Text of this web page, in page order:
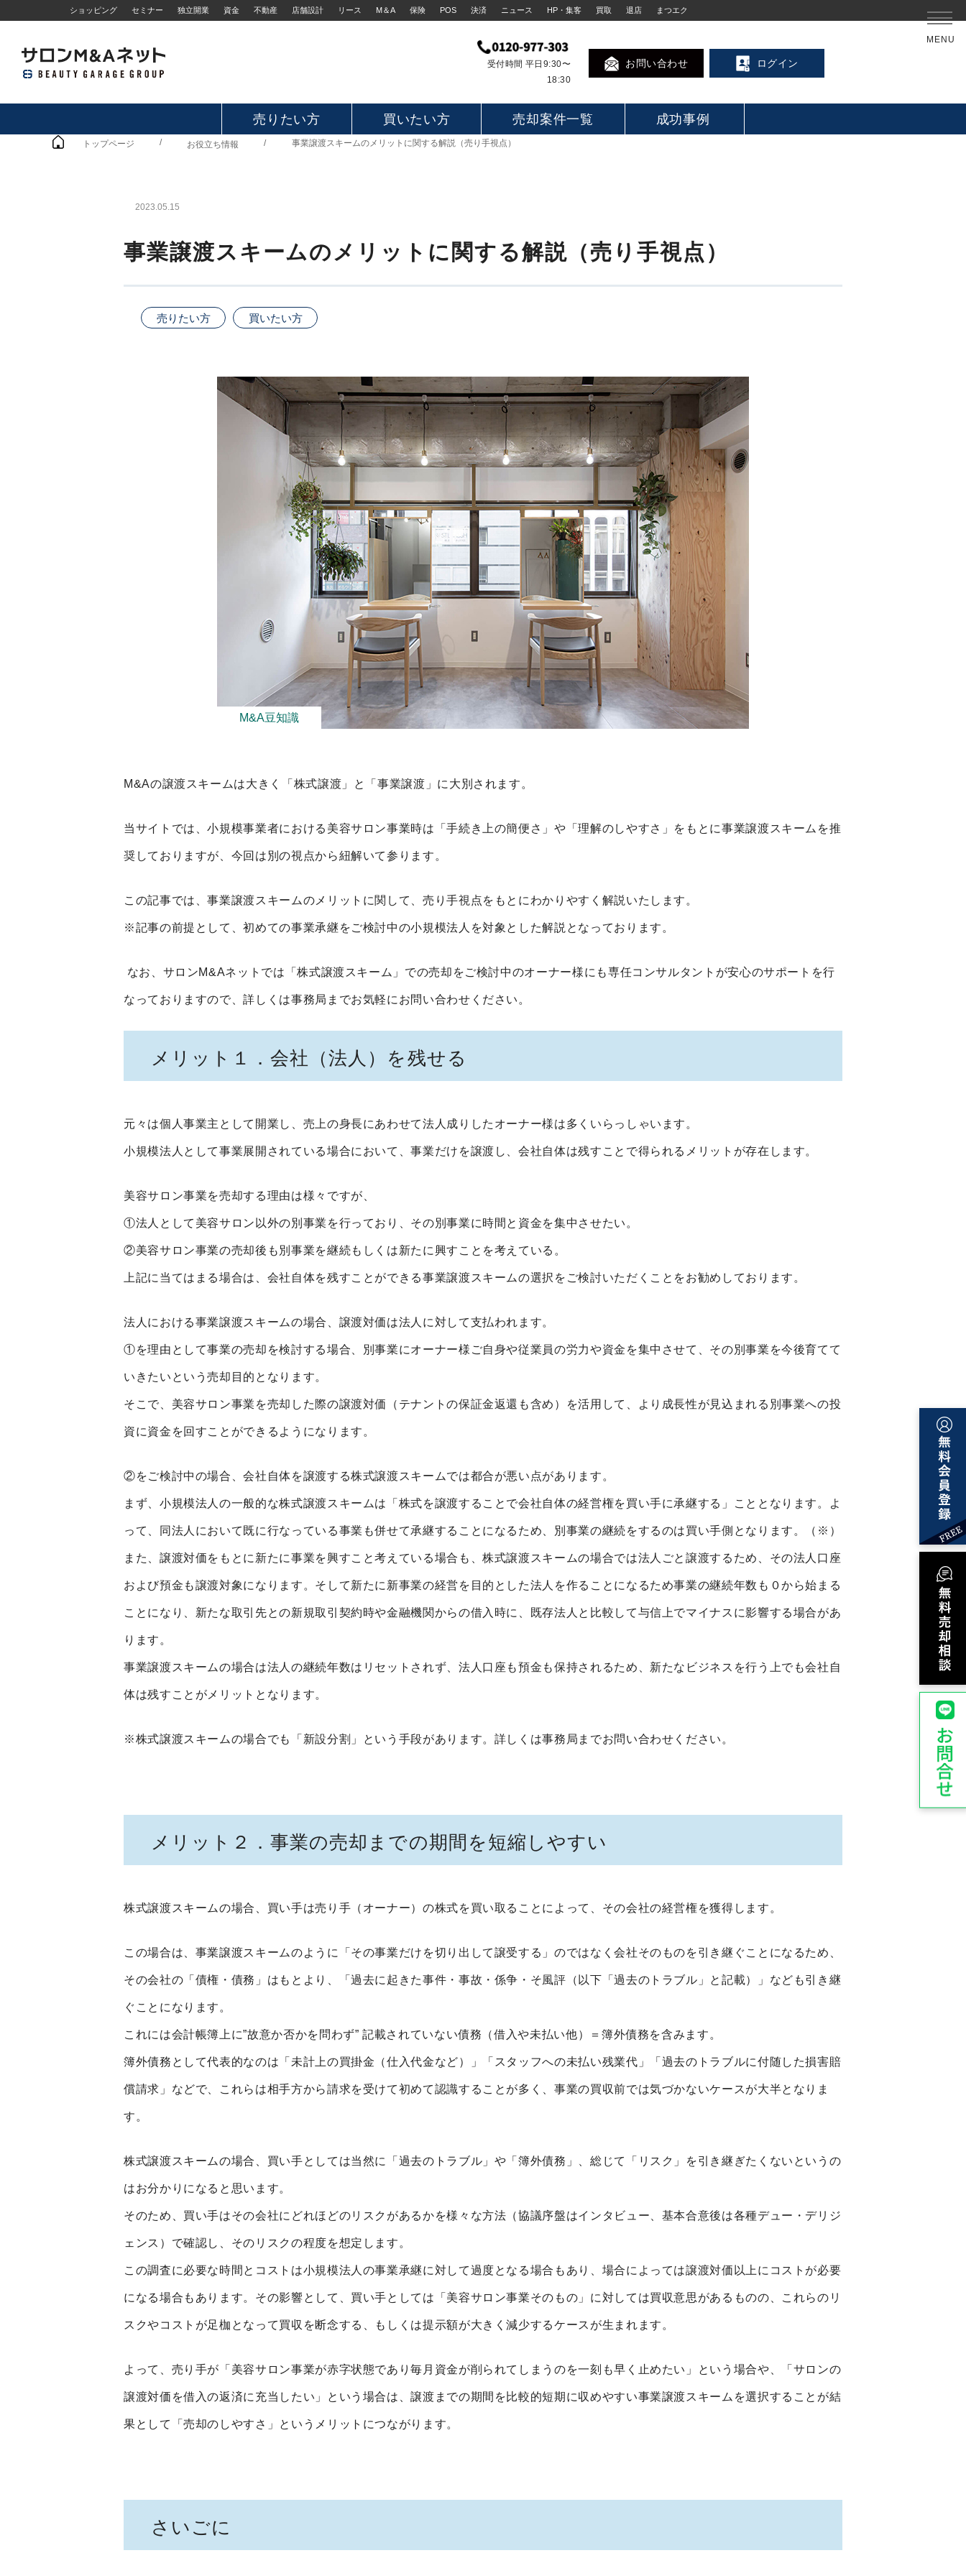
MENU
ショッピング セミナー 独立開業 資金 不動産 店舗設計 リース M＆A 保険 POS 決済 ニュース HP・集客 買取 退店 まつエク
受付時間 平日9:30〜
18:30
お問い合わせ ログイン
売りたい方 買いたい方 売却案件一覧 成功事例
トップページ / お役立ち情報 / 事業譲渡スキームのメリットに関する解説（売り手視点）
2023.05.15
事業譲渡スキームのメリットに関する解説（売り手視点）
売りたい方 買いたい方
M&A豆知識
M&Aの譲渡スキームは大きく「株式譲渡」と「事業譲渡」に大別されます。
当サイトでは、小規模事業者における美容サロン事業時は「手続き上の簡便さ」や「理解のしやすさ」をもとに事業譲渡スキームを推
奨しておりますが、今回は別の視点から紐解いて参ります。
この記事では、事業譲渡スキームのメリットに関して、売り手視点をもとにわかりやすく解説いたします。
※記事の前提として、初めての事業承継をご検討中の小規模法人を対象とした解説となっております。
なお、サロンM&Aネットでは「株式譲渡スキーム」での売却をご検討中のオーナー様にも専任コンサルタントが安心のサポートを行
なっておりますので、詳しくは事務局までお気軽にお問い合わせください。
メリット１．会社（法人）を残せる
元々は個人事業主として開業し、売上の身長にあわせて法人成りしたオーナー様は多くいらっしゃいます。
小規模法人として事業展開されている場合において、事業だけを譲渡し、会社自体は残すことで得られるメリットが存在します。
美容サロン事業を売却する理由は様々ですが、
①法人として美容サロン以外の別事業を行っており、その別事業に時間と資金を集中させたい。
②美容サロン事業の売却後も別事業を継続もしくは新たに興すことを考えている。
上記に当てはまる場合は、会社自体を残すことができる事業譲渡スキームの選択をご検討いただくことをお勧めしております。
法人における事業譲渡スキームの場合、譲渡対価は法人に対して支払われます。
①を理由として事業の売却を検討する場合、別事業にオーナー様ご自身や従業員の労力や資金を集中させて、その別事業を今後育てて
いきたいという売却目的となります。
そこで、美容サロン事業を売却した際の譲渡対価（テナントの保証金返還も含め）を活用して、より成長性が見込まれる別事業への投
資に資金を回すことができるようになります。
②をご検討中の場合、会社自体を譲渡する株式譲渡スキームでは都合が悪い点があります。
まず、小規模法人の一般的な株式譲渡スキームは「株式を譲渡することで会社自体の経営権を買い手に承継する」こととなります。よ
って、同法人において既に行なっている事業も併せて承継することになるため、別事業の継続をするのは買い手側となります。（※）
また、譲渡対価をもとに新たに事業を興すこと考えている場合も、株式譲渡スキームの場合では法人ごと譲渡するため、その法人口座
および預金も譲渡対象になります。そして新たに新事業の経営を目的とした法人を作ることになるため事業の継続年数も０から始まる
ことになり、新たな取引先との新規取引契約時や金融機関からの借入時に、既存法人と比較して与信上でマイナスに影響する場合があ
ります。
事業譲渡スキームの場合は法人の継続年数はリセットされず、法人口座も預金も保持されるため、新たなビジネスを行う上でも会社自
体は残すことがメリットとなります。
※株式譲渡スキームの場合でも「新設分割」という手段があります。詳しくは事務局までお問い合わせください。
メリット２．事業の売却までの期間を短縮しやすい
株式譲渡スキームの場合、買い手は売り手（オーナー）の株式を買い取ることによって、その会社の経営権を獲得します。
この場合は、事業譲渡スキームのように「その事業だけを切り出して譲受する」のではなく会社そのものを引き継ぐことになるため、
その会社の「債権・債務」はもとより、「過去に起きた事件・事故・係争・そ風評（以下「過去のトラブル」と記載）」なども引き継
ぐことになります。
これには会計帳簿上に”故意か否かを問わず” 記載されていない債務（借入や未払い他）＝簿外債務を含みます。
簿外債務として代表的なのは「未計上の買掛金（仕入代金など）」「スタッフへの未払い残業代」「過去のトラブルに付随した損害賠
償請求」などで、これらは相手方から請求を受けて初めて認識することが多く、事業の買収前では気づかないケースが大半となりま
す。
株式譲渡スキームの場合、買い手としては当然に「過去のトラブル」や「簿外債務」、総じて「リスク」を引き継ぎたくないというの
はお分かりになると思います。
そのため、買い手はその会社にどれほどのリスクがあるかを様々な方法（協議序盤はインタビュー、基本合意後は各種デュー・デリジ
ェンス）で確認し、そのリスクの程度を想定します。
この調査に必要な時間とコストは小規模法人の事業承継に対して過度となる場合もあり、場合によっては譲渡対価以上にコストが必要
になる場合もあります。その影響として、買い手としては「美容サロン事業そのもの」に対しては買収意思があるものの、これらのリ
スクやコストが足枷となって買収を断念する、もしくは提示額が大きく減少するケースが生まれます。
よって、売り手が「美容サロン事業が赤字状態であり毎月資金が削られてしまうのを一刻も早く止めたい」という場合や、「サロンの
譲渡対価を借入の返済に充当したい」という場合は、譲渡までの期間を比較的短期に収めやすい事業譲渡スキームを選択することが結
果として「売却のしやすさ」というメリットにつながります。
さいごに